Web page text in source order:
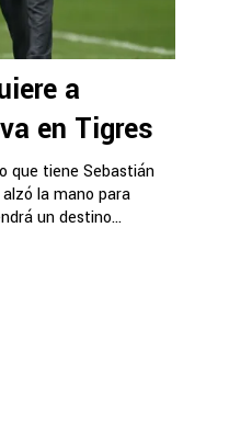
a
en Tigres
que tiene Sebastián
la mano para
un destino...